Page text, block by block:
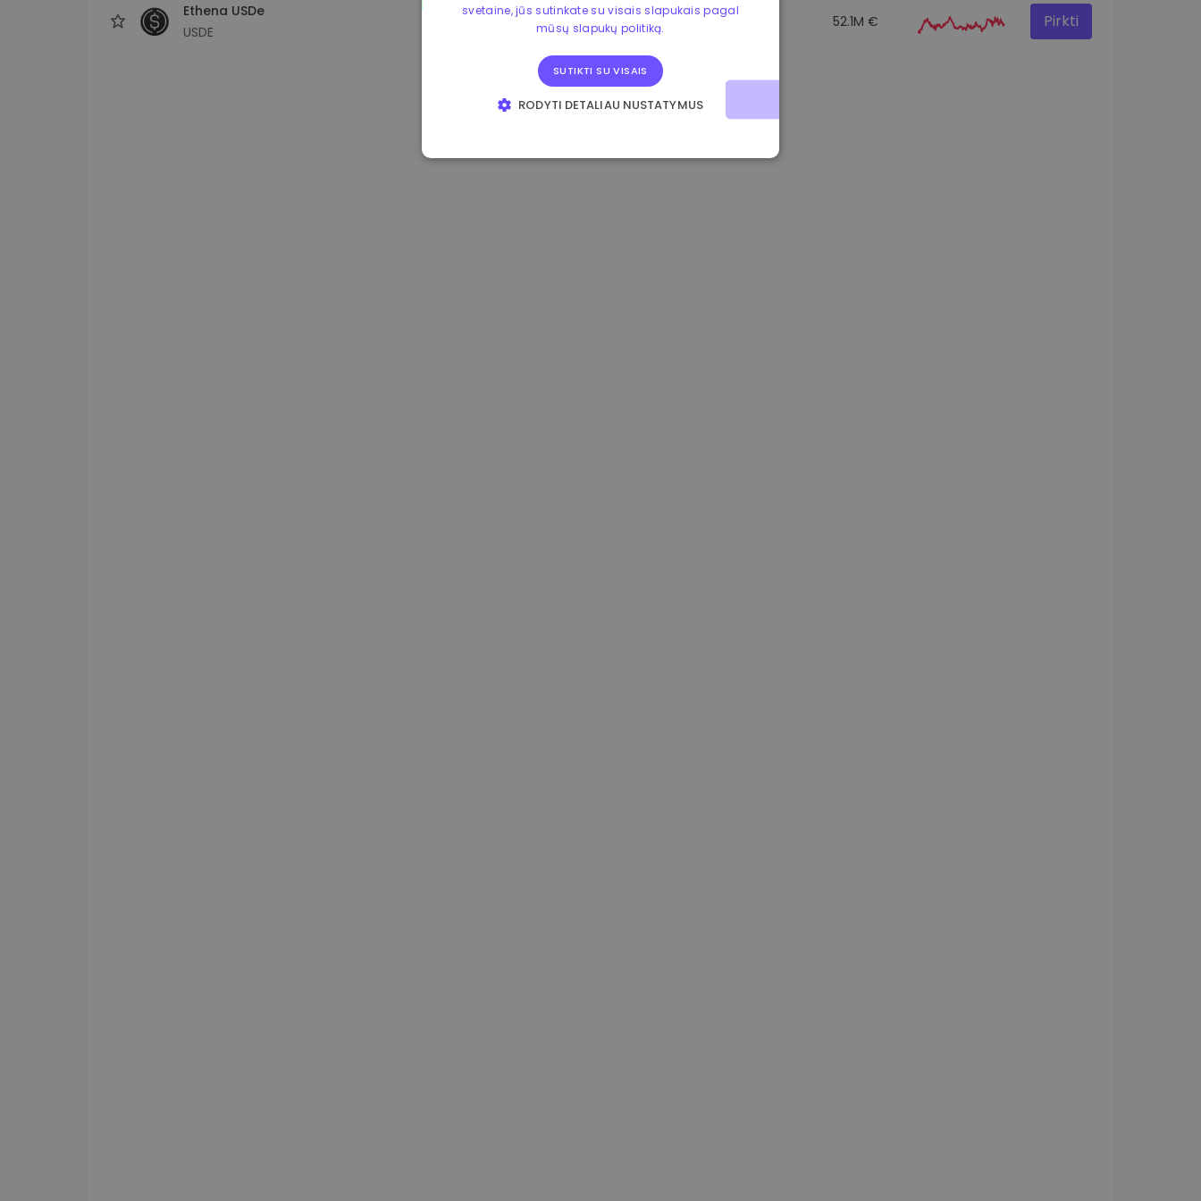
Ethena USDe
USDE
0.865660 € 0.00% 3.4B € 52.1M € Pirkti
svetaine, jūs sutinkate su visais slapukais pagal
mūsų slapukų politiką.
SUTIKTI SU VISAIS
RODYTI DETALIAU NUSTATYMUS